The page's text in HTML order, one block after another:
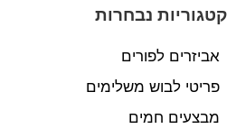
קטגוריות נבחרות
אביזרים לפורים
פריטי לבוש משלימים
מבצעים חמים